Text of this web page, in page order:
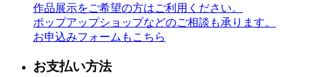
作品展示をご希望の方はご利用ください。
ポップアップショップなどのご相談も承ります。
お申込みフォームもこちら
お支払い方法